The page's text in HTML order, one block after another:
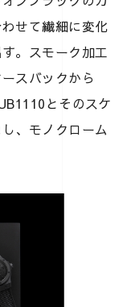
せて繊細に変化
。スモーク加工
スバックから
とそのスケ
、モノクローム